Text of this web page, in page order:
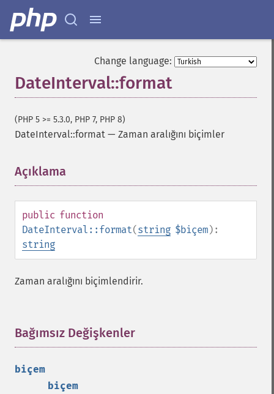
Change language:
DateInterval::format
(PHP 5 >= 5.3.0, PHP 7, PHP 8)
DateInterval::format — Zaman aralığını biçimler
Açıklama
public function
DateInterval::format(string $biçem):
string
Zaman aralığını biçimlendirir.
Bağımsız Değişkenler
biçem
biçem